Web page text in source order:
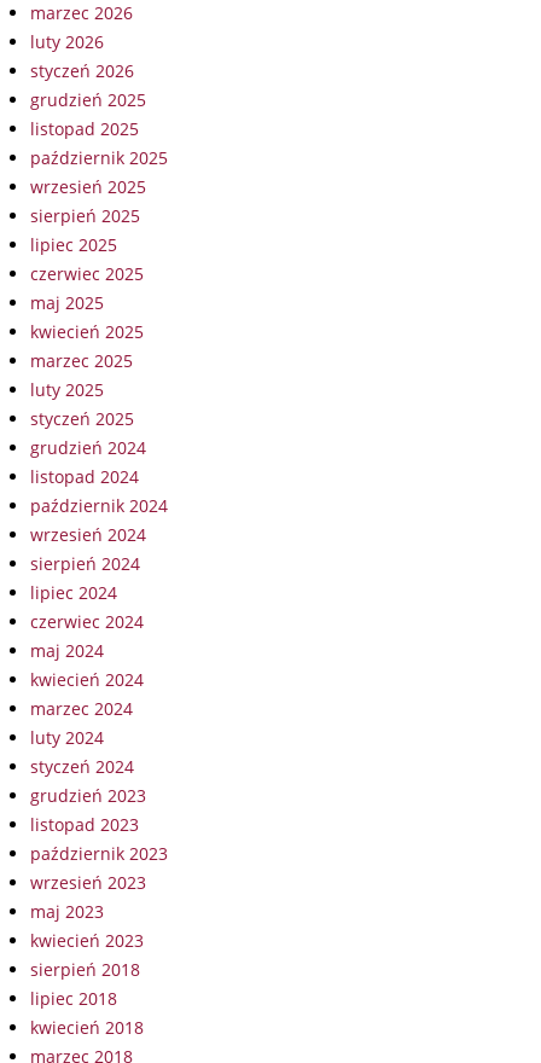
marzec 2026
luty 2026
styczeń 2026
grudzień 2025
listopad 2025
październik 2025
wrzesień 2025
sierpień 2025
lipiec 2025
czerwiec 2025
maj 2025
kwiecień 2025
marzec 2025
luty 2025
styczeń 2025
grudzień 2024
listopad 2024
październik 2024
wrzesień 2024
sierpień 2024
lipiec 2024
czerwiec 2024
maj 2024
kwiecień 2024
marzec 2024
luty 2024
styczeń 2024
grudzień 2023
listopad 2023
październik 2023
wrzesień 2023
maj 2023
kwiecień 2023
sierpień 2018
lipiec 2018
kwiecień 2018
marzec 2018